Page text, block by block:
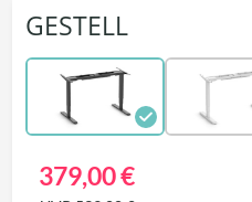
GESTELL
379,00 €